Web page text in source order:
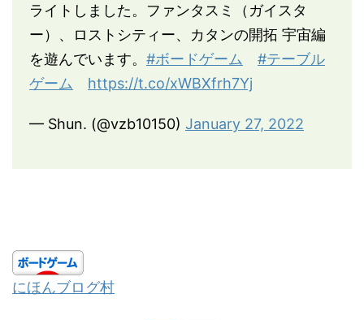
ライトしました。ファンタスミ（ガイスタ
ー）、ロストシティー、カタンの開拓 宇宙編
を遊んでいます。 #ボードゲーム
#テーブル
ゲーム
https://t.co/xWBXfrh7Yj
— Shun. (@vzb10150) January 27, 2022
にほんブログ村